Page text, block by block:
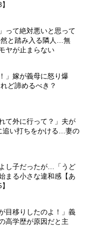
って絶対悪いと思って
と踏み入る隣人…無
ヤが止まらない
」嫁が義母に怒り爆
ど諦めるべき？
て外に行って？」夫が
追い打ちをかける…妻の
し子だったが…「うど
まる小さな違和感【あ
目移りしたのよ！」義
高学歴が原因だと主